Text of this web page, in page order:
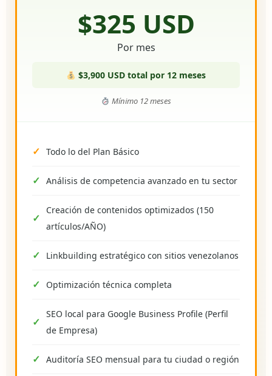
$325 USD
Por mes
$3,900 USD total por 12 meses
Mínimo 12 meses
Todo lo del Plan Básico
Análisis de competencia avanzado en tu sector
Creación de contenidos optimizados (150
artículos/AÑO)
Linkbuilding estratégico con sitios venezolanos
Optimización técnica completa
SEO local para Google Business Profile (Perfil
de Empresa)
Auditoría SEO mensual para tu ciudad o región